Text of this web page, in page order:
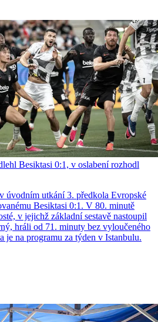
Besiktasi 0:1, v oslabení rozhodl
úvodním utkání 3. předkola Evropské
Besiktasi 0:1. V 80. minutě
v jejichž základní sestavě nastoupil
hráli od 71. minuty bez vyloučeného
je na programu za týden v Istanbulu.